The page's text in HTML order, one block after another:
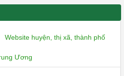
Website huyện, thị xã, thành phố
Ương